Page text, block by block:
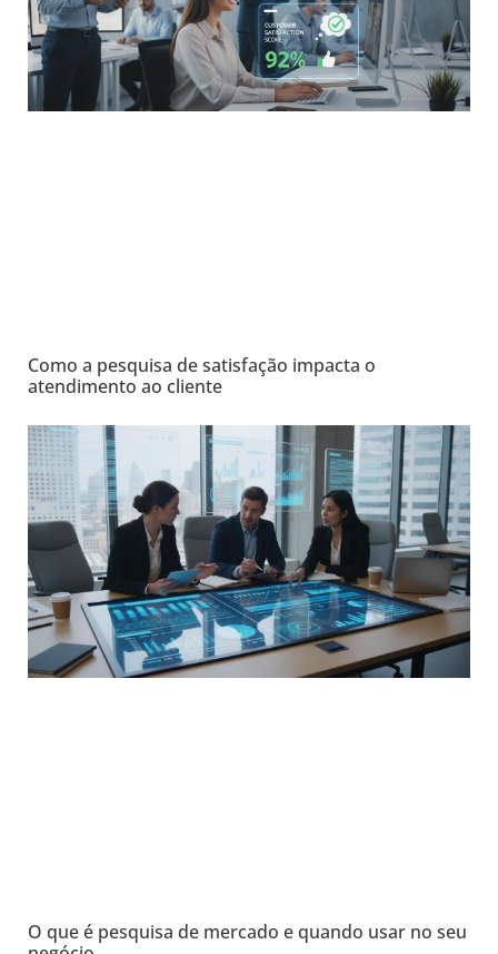
Como a pesquisa de satisfação impacta o
atendimento ao cliente
O que é pesquisa de mercado e quando usar no seu